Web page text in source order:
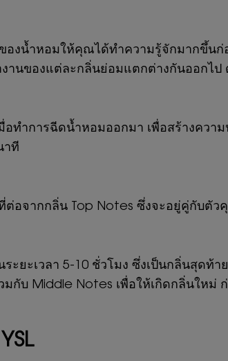
องน้ำหอมให้คุณได้ทำความรู้จักมากขึ้น
านของแต่ละกลิ่นย่อมแตกต่างกันออกไป
ทำการฉีดน้ำหอมออกมา เพื่อสร้างควา
าที
อจากกลิ่น Top Notes ซึ่งจะอยู่คู่กับตัว
ยะเวลา 5-10 ชั่วโมง ซึ่งเป็นกลิ่นสุด
กับ Middle Notes เพื่อให้เกิดกลิ่นใหม่